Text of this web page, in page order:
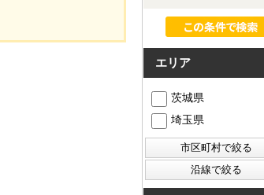
エリア
茨城県
埼玉県